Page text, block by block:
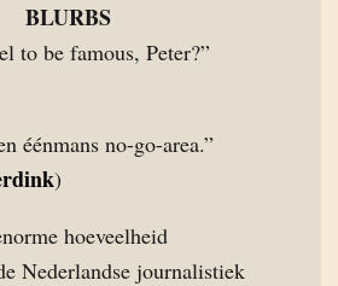
BLURBS
to be famous, Peter?”
éénmans no-go-area.”
)
hoeveelheid
Nederlandse journalistiek